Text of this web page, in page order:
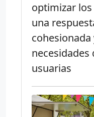
optimizar
una
necesidades
usuarias